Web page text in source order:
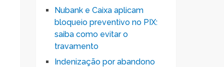
Nubank e Caixa aplicam
bloqueio preventivo no PIX:
saiba como evitar o
travamento
Indenização por abandono